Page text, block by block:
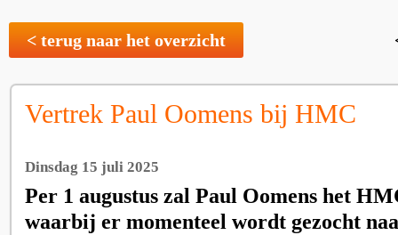
< terug naar het overzicht
Vertrek Paul Oomens bij HMC
Dinsdag 15 juli 2025
Per 1 augustus zal Paul Oomens het
waarbij er momenteel wordt gezocht